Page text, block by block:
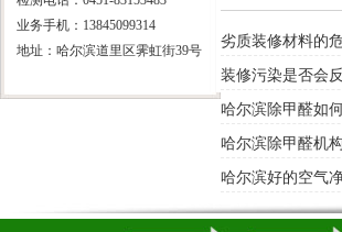
业务手机：13845099314
地址：哈尔滨道里区霁虹街39号
劣质装修材料的
装修污染是否会
哈尔滨除甲醛如
哈尔滨除甲醛机
哈尔滨好的空气